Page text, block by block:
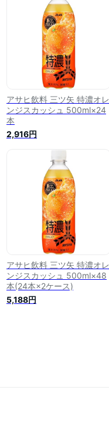
アサヒ飲料 三ツ矢 特濃オレ
ンジスカッシュ 500ml×24
本
2,916円
アサヒ飲料 三ツ矢 特濃オレ
ンジスカッシュ 500ml×48
本(24本×2ケース)
5,188円